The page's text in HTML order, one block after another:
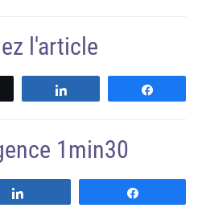
l'article
1min30